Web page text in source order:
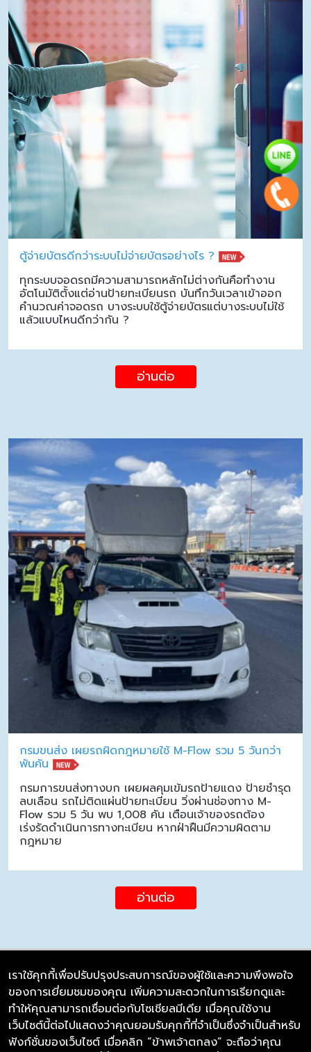
ตู้จ่ายบัตรดีกว่าระบบไม่จ่ายบัตรอย่างไร ?
ทุกระบบจอดรถมีความสามารถหลักไม่ต่างกันคือทำงาน
อัตโนมัติตั้งแต่อ่านป้ายทะเบียนรถ บันทึกวันเวลาเข้าออก
คำนวณค่าจอดรถ บางระบบใช้ตู้จ่ายบัตรแต่บางระบบไม่ใช้
แล้วแบบไหนดีกว่ากัน ?
อ่านต่อ
กรมขนส่ง เผยรถผิดกฎหมายใช้ M-Flow รวม 5 วันกว่า
พันคัน
กรมการขนส่งทางบก เผยผลคุมเข้มรถป้ายแดง ป้ายชำรุด
ลบเลือน รถไม่ติดแผ่นป้ายทะเบียน วิ่งผ่านช่องทาง M-
Flow รวม 5 วัน พบ 1,008 คัน เตือนเจ้าของรถต้อง
เร่งรัดดำเนินการทางทะเบียน หากฝ่าฝืนมีความผิดตาม
กฎหมาย
อ่านต่อ
บริษัท ซิมลิงค์ จำกัด
98/226 Bangrakyai-Baanmai Road,
Bangyai, Nonthaburi 11140
เราใช้คุกกี้เพื่อปรับปรุงประสบการณ์ของผู้ใช้และความพึงพอใจ
ของการเยี่ยมชมของคุณ เพิ่มความสะดวกในการเรียกดูและ
ทำให้คุณสามารถเชื่อมต่อกับโซเชียลมีเดีย เมื่อคุณใช้งาน
เว็บไซต์นี้ต่อไปแสดงว่าคุณยอมรับคุกกี้ที่จำเป็นซึ่งจำเป็นสำหรับ
ฟังก์ชั่นของเว็บไซต์ เมื่อคลิก “ข้าพเจ้าตกลง” จะถือว่าคุณ